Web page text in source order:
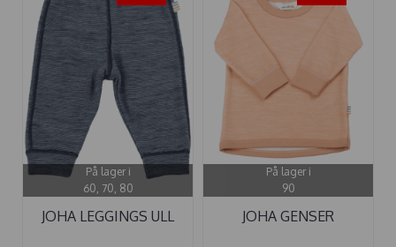
På lager i
60, 70, 80
JOHA LEGGINGS ULL
På lager i
90
JOHA GENSER